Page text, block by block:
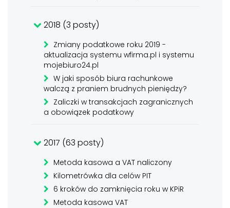
2018 (3 posty)
Zmiany podatkowe roku 2019 -
aktualizacja systemu wfirma.pl i systemu
mojebiuro24.pl
W jaki sposób biura rachunkowe
walczą z praniem brudnych pieniędzy?
Zaliczki w transakcjach zagranicznych
a obowiązek podatkowy
2017 (63 posty)
Metoda kasowa a VAT naliczony
Kilometrówka dla celów PIT
6 kroków do zamknięcia roku w KPiR
Metoda kasowa VAT